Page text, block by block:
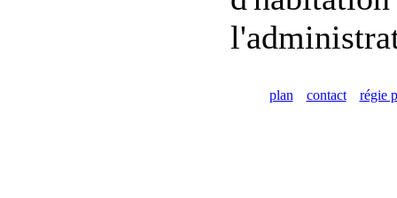
plan contact régie